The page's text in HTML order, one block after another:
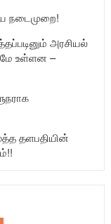
நடைமுறை!
அரசியல்
உள்ளன –
தளபதியின்